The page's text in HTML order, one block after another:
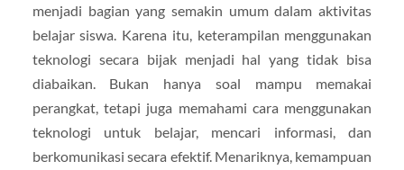
menjadi bagian yang semakin umum dalam aktivitas
belajar siswa. Karena itu, keterampilan menggunakan
teknologi secara bijak menjadi hal yang tidak bisa
diabaikan. Bukan hanya soal mampu memakai
perangkat, tetapi juga memahami cara menggunakan
teknologi untuk belajar, mencari informasi, dan
berkomunikasi secara efektif. Menariknya, kemampuan